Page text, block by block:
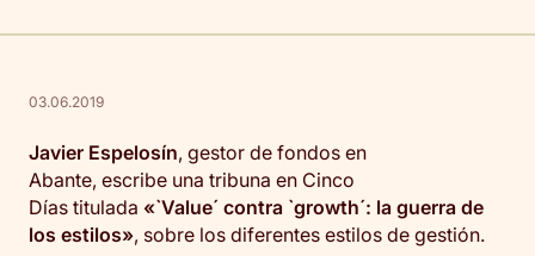
03.06.2019
Javier Espelosín, gestor de fondos en
Abante, escribe una tribuna en Cinco
Días titulada «`Value´ contra `growth´: la guerra de
los estilos», sobre los diferentes estilos de gestión.